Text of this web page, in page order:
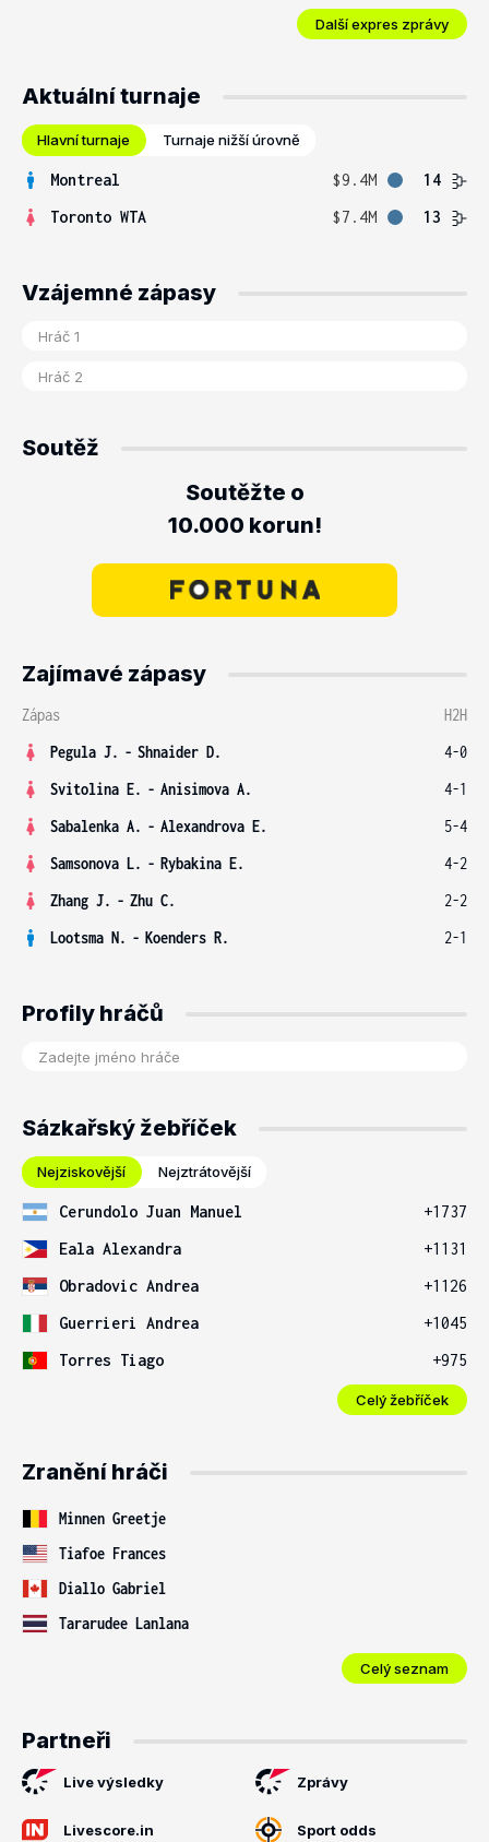
Další expres zprávy
Aktuální turnaje
Hlavní turnaje Turnaje nižší úrovně
Montreal $9.4M
14
Toronto WTA
$7.4M 13
Vzájemné zápasy
Soutěž
Soutěžte o
10.000 korun!
Zajímavé zápasy
Zápas
H2H
Pegula J. - Shnaider D.
4-0
Svitolina E. - Anisimova A.
4-1
Sabalenka A. - Alexandrova E.
5-4
Samsonova L. - Rybakina E.
4-2
Zhang J. - Zhu C.
2-2
Lootsma N. - Koenders R. 2-1
Profily hráčů
Sázkařský žebříček
Nejziskovější Nejztrátovější
Cerundolo Juan Manuel
+1737
Eala Alexandra
+1131
Obradovic Andrea
+1126
Guerrieri Andrea
+1045
Torres Tiago
+975
Celý žebříček
Zranění hráči
Minnen Greetje
Tiafoe Frances
Diallo Gabriel
Tararudee Lanlana
Celý seznam
Partneři
Live výsledky Zprávy
Livescore.in Sport odds